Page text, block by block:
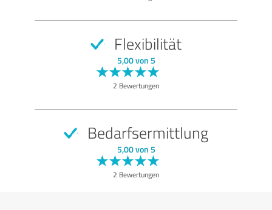
Flexibilität
5,00 von 5
2 Bewertungen
Bedarfsermittlung
5,00 von 5
2 Bewertungen